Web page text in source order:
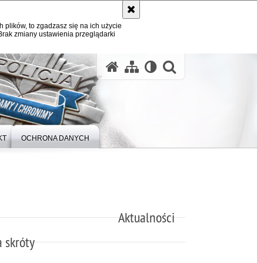
plików, to zgadzasz się na ich użycie
zmiany ustawienia przeglądarki
OCHRONA DANYCH
Aktualności
skróty